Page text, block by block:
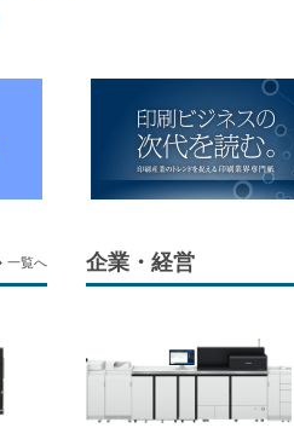
一覧へ 企業・経営